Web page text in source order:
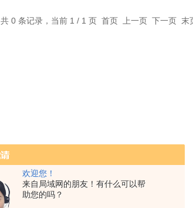
欢迎您！
来自局域网的朋友！有什么可以帮
助您的吗？
共 0 条记录，当前 1 / 1 页 首页 上一页 下一页 末